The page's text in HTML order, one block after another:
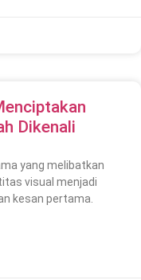
Dikenali
yang melibatkan
visual menjadi
kesan pertama.